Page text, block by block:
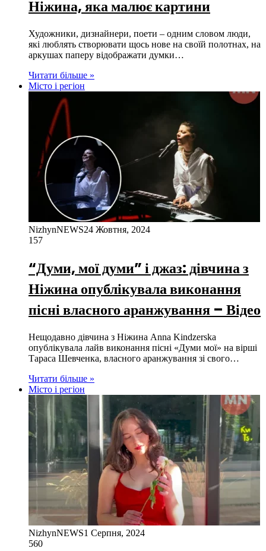
Ніжина, яка малює картини
Художники, дизнайнери, поети – одним словом люди,
які люблять створювати щось нове на своїй полотнах, на
аркушах паперу відображати думки…
Читати більше »
Місто і регіон
NizhynNEWS24 Жовтня, 2024
157
“Думи, мої думи” і джаз: дівчина з
Ніжина опублікувала виконання
пісні власного аранжування – Відео
Нещодавно дівчина з Ніжина Anna Kindzerska
опублікувала лайв виконання пісні «Думи мої» на вірші
Тараса Шевченка, власного аранжування зі свого…
Читати більше »
Місто і регіон
NizhynNEWS1 Серпня, 2024
560